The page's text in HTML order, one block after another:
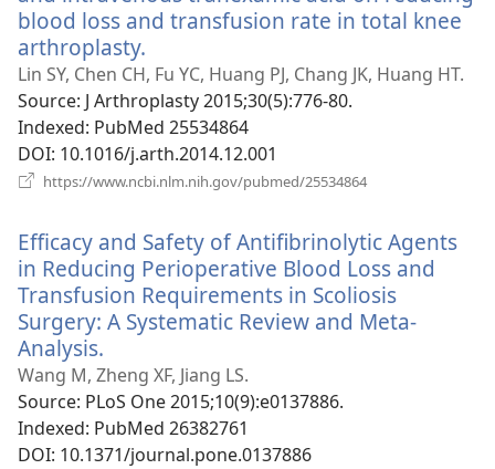
blood loss and transfusion rate in total knee
arthroplasty.
у
новому
вікні)
Lin SY, Chen CH, Fu YC, Huang PJ, Chang JK, Huang HT.
Source‎: J Arthroplasty 2015;30(5):776-80.
Indexed‎: PubMed 25534864
DOI‎: 10.1016/j.arth.2014.12.001
https://www.ncbi.nlm.nih.gov/pubmed/25534864
вікні)
Efficacy and Safety of Antifibrinolytic Agents
in Reducing Perioperative Blood Loss and
Transfusion Requirements in Scoliosis
Surgery: A Systematic Review and Meta-
Analysis.
у
новому
вікні)
Wang M, Zheng XF, Jiang LS.
Source‎: PLoS One 2015;10(9):e0137886.
Indexed‎: PubMed 26382761
DOI‎: 10.1371/journal.pone.0137886